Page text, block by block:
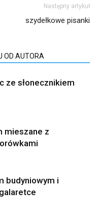
Następny artykuł
szydełkowe pisanki
OD AUTORA
ze słonecznikiem
mieszane z
budyniowym i